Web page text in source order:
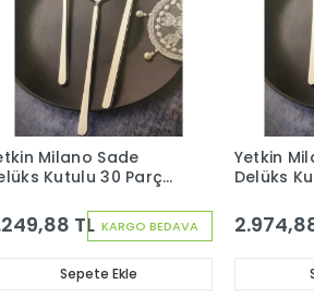
KARGO BEDAVA
Milano Sade
Kutulu 30 Parça
TL
Sepete Ekle
Yetkin
Delüks
Bıçak Seti